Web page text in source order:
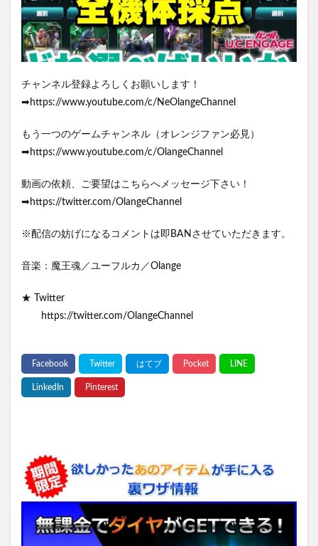
チャンネル登録よろしくお願いします！
➡https://www.youtube.com/c/NeOlangeChannel
もう一つのゲームチャンネル（オレンジファン必見）
➡https://www.youtube.com/c/OlangeChannel
動画の依頼、ご要望はこちらへメッセージ下さい！
➡https://twitter.com/OlangeChannel
※配信の妨げになるコメントは即BANさせていただきます。
音楽：魔王魂／ユーフルカ／Olange
★ Twitter
https://twitter.com/OlangeChannel